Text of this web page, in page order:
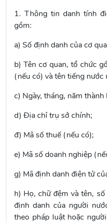
1. Thông tin danh tính
gồm:
a) Số định danh của cơ
b) Tên cơ quan, tổ chức
(nếu có) và tên tiếng nước
c) Ngày, tháng, năm thành
d) Địa chỉ trụ sở chính;
đ) Mã số thuế (nếu có);
e) Mã số doanh nghiệp
g) Mã định danh điện tử
h) Họ, chữ đệm và tên,
định danh của người
theo pháp luật hoặc